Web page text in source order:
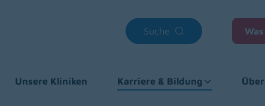
Suche
Unsere Kliniken Karriere & Bildung